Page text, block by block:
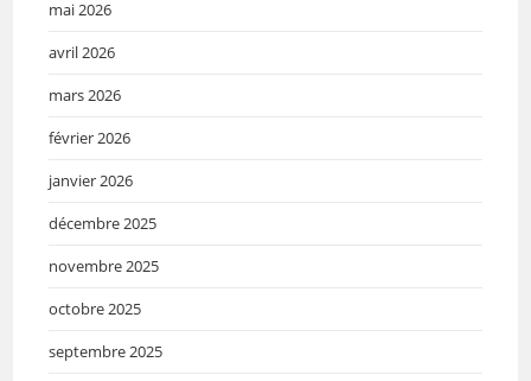
mai 2026
avril 2026
mars 2026
février 2026
janvier 2026
décembre 2025
novembre 2025
octobre 2025
septembre 2025